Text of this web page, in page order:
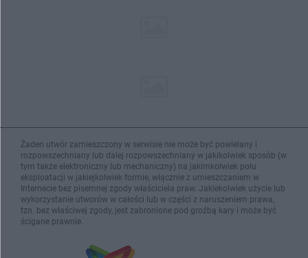
Żaden utwór zamieszczony w serwisie nie może być powielany i
rozpowszechniany lub dalej rozpowszechniany w jakikolwiek sposób (w
tym także elektroniczny lub mechaniczny) na jakimkolwiek polu
eksploatacji w jakiejkolwiek formie, włącznie z umieszczaniem w
Internecie bez pisemnej zgody właściciela praw. Jakiekolwiek użycie lub
wykorzystanie utworów w całości lub w części z naruszeniem prawa,
tzn. bez właściwej zgody, jest zabronione pod groźbą kary i może być
ścigane prawnie.